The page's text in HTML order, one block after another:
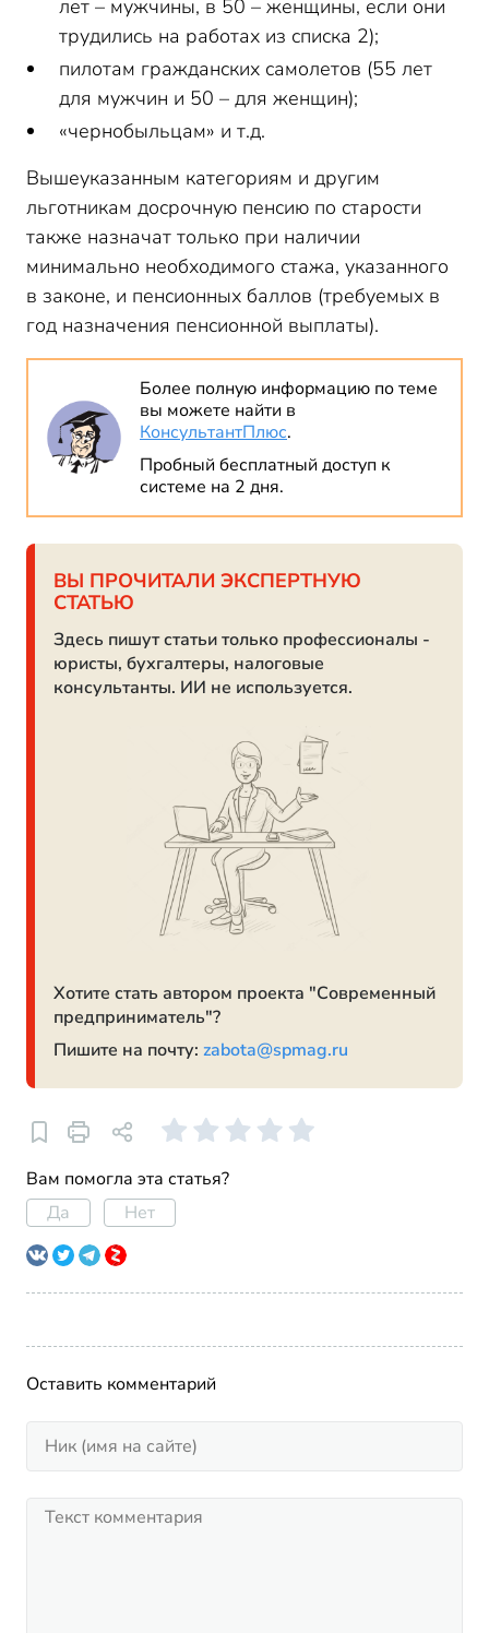
лет – мужчины, в 50 – женщины, если они
трудились на работах из списка 2);
пилотам гражданских самолетов (55 лет
для мужчин и 50 – для женщин);
«чернобыльцам» и т.д.
Вышеуказанным категориям и другим
льготникам досрочную пенсию по старости
также назначат только при наличии
минимально необходимого стажа, указанного
в законе, и пенсионных баллов (требуемых в
год назначения пенсионной выплаты).
Более полную информацию по теме
вы можете найти в
КонсультантПлюс.
Пробный бесплатный доступ к
системе на 2 дня.
ВЫ ПРОЧИТАЛИ ЭКСПЕРТНУЮ
СТАТЬЮ
Здесь пишут статьи только профессионалы -
юристы, бухгалтеры, налоговые
консультанты. ИИ не используется.
Хотите стать автором проекта "Современный
предприниматель"?
Пишите на почту: zabota@spmag.ru
Вам помогла эта статья?
Да
Нет
Оставить комментарий